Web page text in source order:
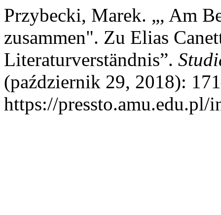
Przybecki, Marek. „, Am
zusammen". Zu Elias
Literaturverständnis”.
(październik 29, 2018):
https://